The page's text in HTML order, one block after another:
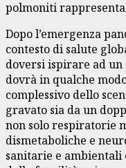
polmoniti
Dopo l’emergenza
contesto di salute
doversi ispirare ad un
dovrà in qualche
complessivo dello
gravato sia da un
non solo respiratorie
dismetaboliche e
sanitarie e ambientali